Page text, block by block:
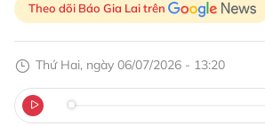
Theo dõi Báo Gia Lai trên
Thứ Hai, ngày 06/07/2026 - 13:20